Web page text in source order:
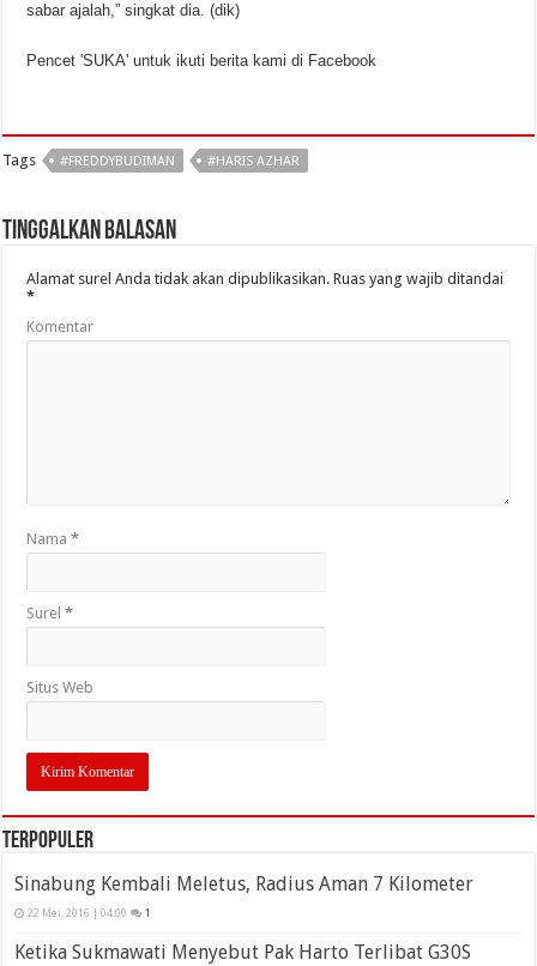
sabar ajalah,” singkat dia. (dik)
Pencet 'SUKA' untuk ikuti berita kami di Facebook
Tags #FREDDYBUDIMAN #HARIS AZHAR
Tinggalkan Balasan
Alamat surel Anda tidak akan dipublikasikan. Ruas yang wajib ditandai
*
Komentar
Nama*
Surel*
Situs Web
Terpopuler
Sinabung Kembali Meletus, Radius Aman 7 Kilometer
22 Mei, 2016 | 04:00 1
Ketika Sukmawati Menyebut Pak Harto Terlibat G30S